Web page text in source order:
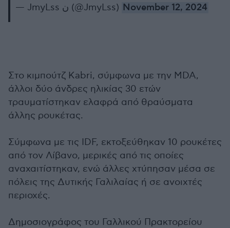
— JmyLss ن (@JmyLss) November 12, 2024
Στο κιμπούτζ Kabri, σύμφωνα με την MDA,
άλλοι δύο άνδρες ηλικίας 30 ετών
τραυματίστηκαν ελαφρά από θραύσματα
άλλης ρουκέτας.
Σύμφωνα με τις IDF, εκτοξεύθηκαν 10 ρουκέτες
από τον Λίβανο, μερικές από τις οποίες
αναχαιτίστηκαν, ενώ άλλες χτύπησαν μέσα σε
πόλεις της Δυτικής Γαλιλαίας ή σε ανοιχτές
περιοχές.
Δημοσιογράφος του Γαλλικού Πρακτορείου